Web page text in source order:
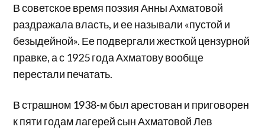
В советское время поэзия Анны Ахматовой
раздражала власть, и ее называли «пустой и
безыдейной». Ее подвергали жесткой цензурной
правке, а с 1925 года Ахматову вообще
перестали печатать.
В страшном 1938-м был арестован и приговорен
к пяти годам лагерей сын Ахматовой Лев